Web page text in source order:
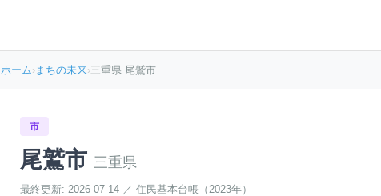
ホーム›まちの未来›三重県 尾鷲市
市
尾鷲市 三重県
最終更新: 2026-07-14 ／ 住民基本台帳（2023年）